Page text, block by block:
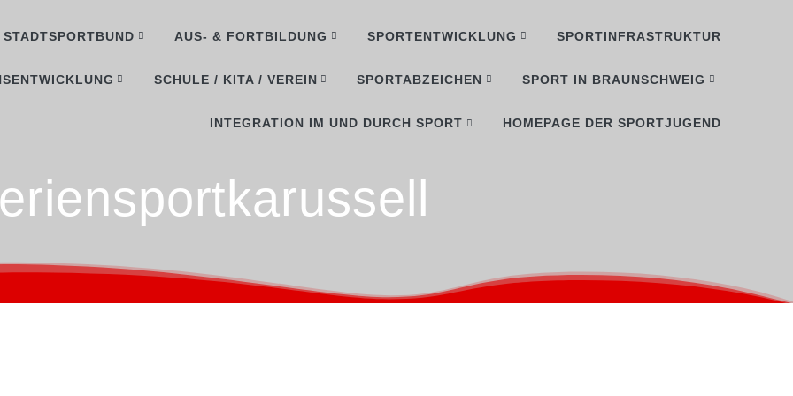
STADTSPORTBUND AUS- & FORTBILDUNG SPORTENTWICKLUNG SPORTINFRASTRUKTUR
SCHULE / KITA / VEREIN SPORTABZEICHEN SPORT IN BRAUNSCHWEIG
INTEGRATION IM UND DURCH SPORT HOMEPAGE DER SPORTJUGEND